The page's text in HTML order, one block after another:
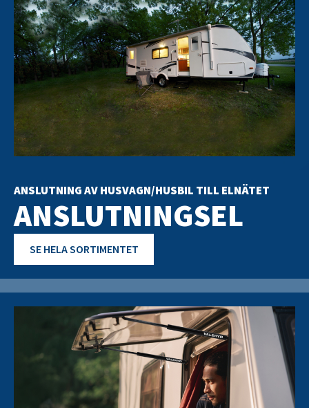
ANSLUTNING AV HUSVAGN/HUSBIL TILL ELNÄTET
ANSLUTNINGSEL
SE HELA SORTIMENTET